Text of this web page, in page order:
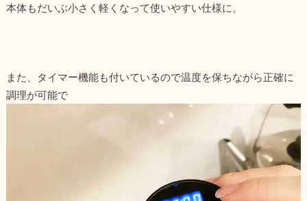
本体もだいぶ小さく軽くなって使いやすい仕様に。
また、タイマー機能も付いているので温度を保ちながら正確に
調理が可能で